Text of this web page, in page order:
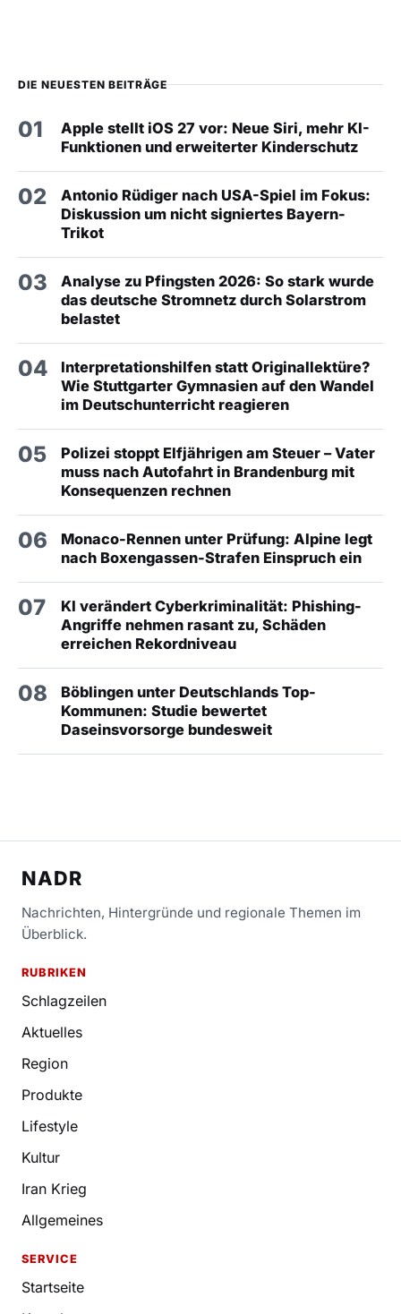
DIE NEUESTEN BEITRÄGE
01
Apple stellt iOS 27 vor: Neue Siri, mehr KI-
Funktionen und erweiterter Kinderschutz
02
Antonio Rüdiger nach USA-Spiel im Fokus:
Diskussion um nicht signiertes Bayern-
Trikot
03
Analyse zu Pfingsten 2026: So stark wurde
das deutsche Stromnetz durch Solarstrom
belastet
04
Interpretationshilfen statt Originallektüre?
Wie Stuttgarter Gymnasien auf den Wandel
im Deutschunterricht reagieren
05
Polizei stoppt Elfjährigen am Steuer – Vater
muss nach Autofahrt in Brandenburg mit
Konsequenzen rechnen
06
Monaco-Rennen unter Prüfung: Alpine legt
nach Boxengassen-Strafen Einspruch ein
07
KI verändert Cyberkriminalität: Phishing-
Angriffe nehmen rasant zu, Schäden
erreichen Rekordniveau
08
Böblingen unter Deutschlands Top-
Kommunen: Studie bewertet
Daseinsvorsorge bundesweit
NADR
Nachrichten, Hintergründe und regionale Themen im
Überblick.
RUBRIKEN
Schlagzeilen
Aktuelles
Region
Produkte
Lifestyle
Kultur
Iran Krieg
Allgemeines
SERVICE
Startseite